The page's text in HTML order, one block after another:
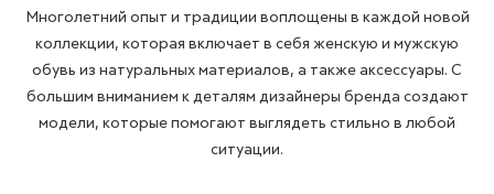
Многолетний опыт и традиции воплощены в каждой новой
коллекции, которая включает в себя женскую и мужскую
обувь из натуральных материалов, а также аксессуары. С
большим вниманием к деталям дизайнеры бренда создают
модели, которые помогают выглядеть стильно в любой
ситуации.